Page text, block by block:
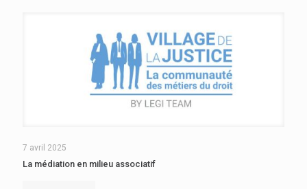
7 avril 2025
La médiation en milieu associatif